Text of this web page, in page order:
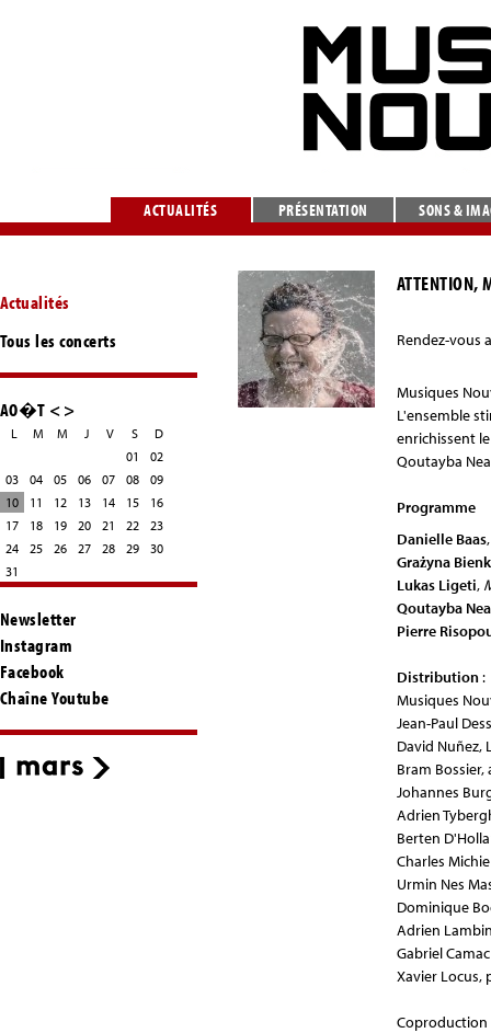
ACTUALITÉS PRÉSENTATION SONS &
Actualités
Tous les concerts
AO�T <>
L M M J V S
D
01
02
03
04 05 06 07 08
09
10
11 12 13 14 15
16
17
18 19 20 21 22
23
24
25 26 27 28 29
30
31
Newsletter
Instagram
Facebook
Chaîne Youtube
ATTENTION,
Rendez-vous
Musiques
L'ensemble
enrichissent
Qoutayba
Programme
Danielle Baas
Grażyna
Lukas Ligeti,
Qoutayba
Pierre
Distribution:
Musiques
Jean-Paul
David Nuñez,
Bram Bossier,
Johannes
Adrien
Berten
Charles
Urmin Nes
Dominique
Adrien
Gabriel
Xavier Locus,
Coproduction